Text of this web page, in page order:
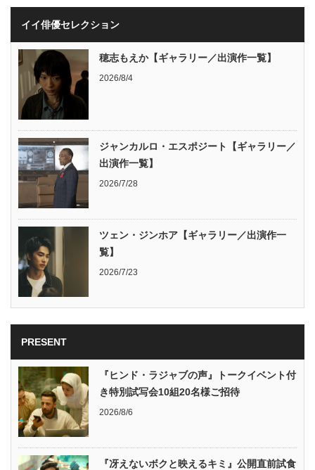
イイ俳優セレクション
穂志もえか【ギャラリー／出演作一覧】
2026/8/4
ジャンカルロ・エスポジート【ギャラリー／
出演作一覧】
2026/7/28
ツェン・ジンホア【ギャラリー／出演作一
覧】
2026/7/23
PRESENT
『ヒンド・ラジャブの声』トークイベント付
き特別試写会10組20名様ご招待
2026/8/6
『冴えないボクと映えるキミ』公開直前試食